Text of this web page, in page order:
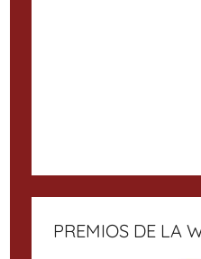
PREMIOS DE LA